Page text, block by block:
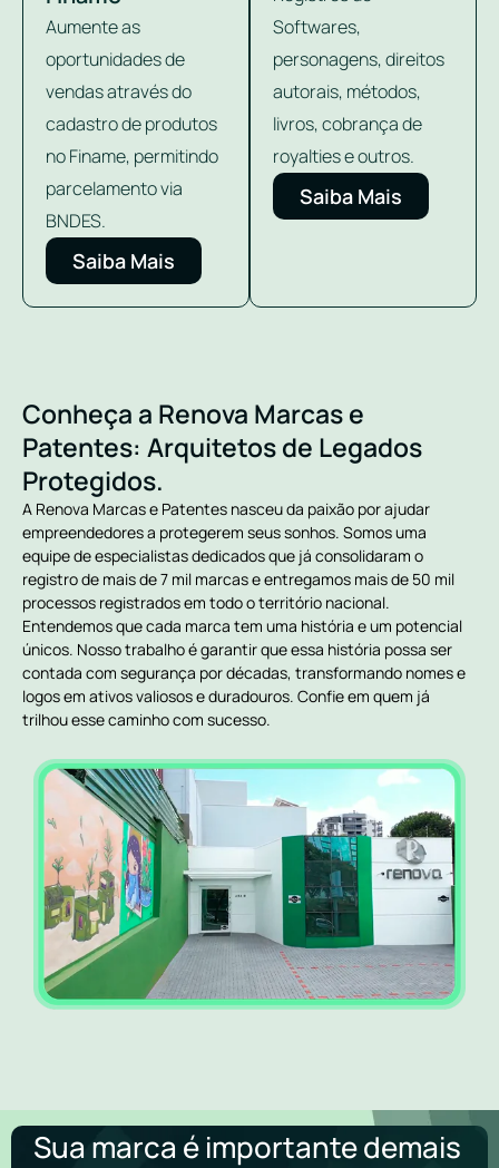
Aumente as
oportunidades de
vendas através do
cadastro de produtos
no Finame, permitindo
parcelamento via
BNDES.
Saiba Mais
Softwares,
personagens, direitos
autorais, métodos,
livros, cobrança de
royalties e outros.
Saiba Mais
Conheça a Renova Marcas e
Patentes: Arquitetos de Legados
Protegidos.
A Renova Marcas e Patentes nasceu da paixão por ajudar
empreendedores a protegerem seus sonhos. Somos uma
equipe de especialistas dedicados que já consolidaram o
registro de mais de 7 mil marcas e entregamos mais de 50 mil
processos registrados em todo o território nacional.
Entendemos que cada marca tem uma história e um potencial
únicos. Nosso trabalho é garantir que essa história possa ser
contada com segurança por décadas, transformando nomes e
logos em ativos valiosos e duradouros. Confie em quem já
trilhou esse caminho com sucesso.
Sua marca é importante demais